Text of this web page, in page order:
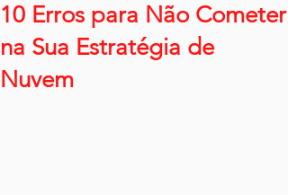
10 Erros para Não Cometer
na Sua Estratégia de
Nuvem